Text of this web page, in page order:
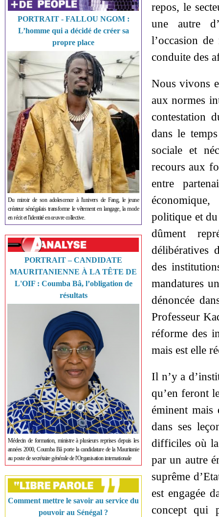
PORTRAIT - FALLOU NGOM :
L’homme qui a décidé de créer sa
propre place
Du miroir de son adolescence à l'univers de Fang, le jeune
créateur sénégalais transforme le vêtement en langage, la mode
en récit et l'identité en œuvre collective.
PORTRAIT – CANDIDATE
MAURITANIENNE À LA TÊTE DE
L'OIF : Coumba Bâ, l’obligation de
résultats
Médecin de formation, ministre à plusieurs reprises depuis les
années 2000, Coumba Bâ porte la candidature de la Mauritanie
au poste de secrétaire générale de l'Organisation internationale
Comment mettre le savoir au service du
pouvoir au Sénégal ?
repos, le
une autre
l’occasion
conduite des
Nous vivons
aux normes
contestation
dans le
sociale et
recours aux
entre
politique et
dûment
délibératives
des
mandatures
dénoncée
Professeur
réforme des
mais est elle
Il n’y a
qu’en feront
éminent mais
dans ses
difficiles où la
par un autre
suprême
est engagée
concept qui